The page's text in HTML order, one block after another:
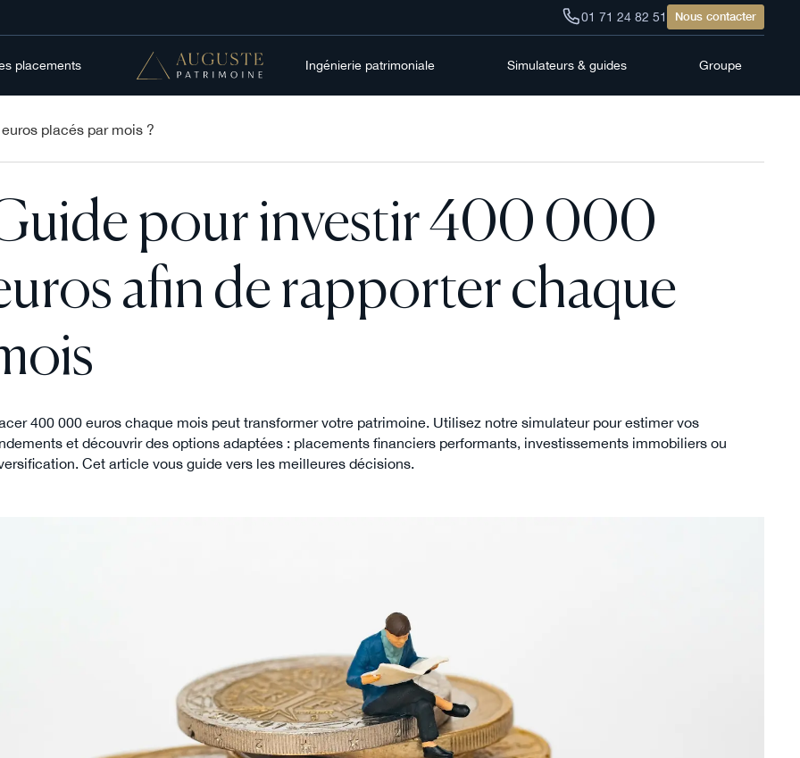
01 71 24 82 51 Nous contacter
placements Ingénierie patrimoniale Simulateurs & guides Groupe
placés par mois ?
pour investir 400 000
afin de rapporter chaque
400 000 euros chaque mois peut transformer votre patrimoine. Utilisez notre simulateur pour estimer vos
et découvrir des options adaptées : placements financiers performants, investissements immobiliers ou
Cet article vous guide vers les meilleures décisions.